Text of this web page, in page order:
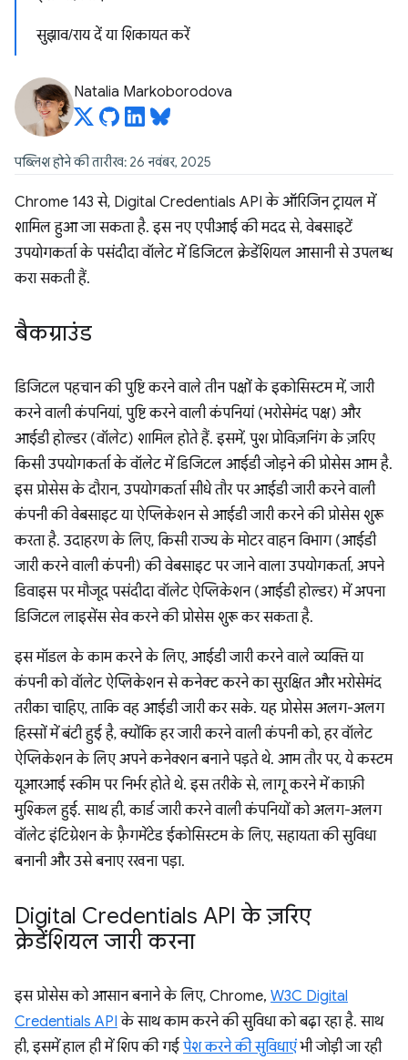
सुझाव/राय दें या शिकायत करें
Natalia Markoborodova
पब्लिश होने की तारीख: 26 नवंबर, 2025
Chrome 143 से, Digital Credentials API के ऑरिजिन ट्रायल में
शामिल हुआ जा सकता है. इस नए एपीआई की मदद से, वेबसाइटें
उपयोगकर्ता के पसंदीदा वॉलेट में डिजिटल क्रेडेंशियल आसानी से उपलब्ध
करा सकती हैं.
बैकग्राउंड
डिजिटल पहचान की पुष्टि करने वाले तीन पक्षों के इकोसिस्टम में, जारी
करने वाली कंपनियां, पुष्टि करने वाली कंपनियां (भरोसेमंद पक्ष) और
आईडी होल्डर (वॉलेट) शामिल होते हैं. इसमें, पुश प्रोविज़निंग के ज़रिए
किसी उपयोगकर्ता के वॉलेट में डिजिटल आईडी जोड़ने की प्रोसेस आम है.
इस प्रोसेस के दौरान, उपयोगकर्ता सीधे तौर पर आईडी जारी करने वाली
कंपनी की वेबसाइट या ऐप्लिकेशन से आईडी जारी करने की प्रोसेस शुरू
करता है. उदाहरण के लिए, किसी राज्य के मोटर वाहन विभाग (आईडी
जारी करने वाली कंपनी) की वेबसाइट पर जाने वाला उपयोगकर्ता, अपने
डिवाइस पर मौजूद पसंदीदा वॉलेट ऐप्लिकेशन (आईडी होल्डर) में अपना
डिजिटल लाइसेंस सेव करने की प्रोसेस शुरू कर सकता है.
इस मॉडल के काम करने के लिए, आईडी जारी करने वाले व्यक्ति या
कंपनी को वॉलेट ऐप्लिकेशन से कनेक्ट करने का सुरक्षित और भरोसेमंद
तरीका चाहिए, ताकि वह आईडी जारी कर सके. यह प्रोसेस अलग-अलग
हिस्सों में बंटी हुई है, क्योंकि हर जारी करने वाली कंपनी को, हर वॉलेट
ऐप्लिकेशन के लिए अपने कनेक्शन बनाने पड़ते थे. आम तौर पर, ये कस्टम
यूआरआई स्कीम पर निर्भर होते थे. इस तरीके से, लागू करने में काफ़ी
मुश्किल हुई. साथ ही, कार्ड जारी करने वाली कंपनियों को अलग-अलग
वॉलेट इंटिग्रेशन के फ़्रैगमेंटेड ईकोसिस्टम के लिए, सहायता की सुविधा
बनानी और उसे बनाए रखना पड़ा.
Digital Credentials API के ज़रिए
क्रेडेंशियल जारी करना
इस प्रोसेस को आसान बनाने के लिए, Chrome, W3C Digital
Credentials API के साथ काम करने की सुविधा को बढ़ा रहा है. साथ
ही, इसमें हाल ही में शिप की गई पेश करने की सुविधाएंभी जोड़ी जा रही